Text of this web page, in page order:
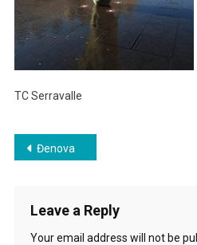
TC Serravalle
Post
Đenova
Leave a Reply
Your email address will not be